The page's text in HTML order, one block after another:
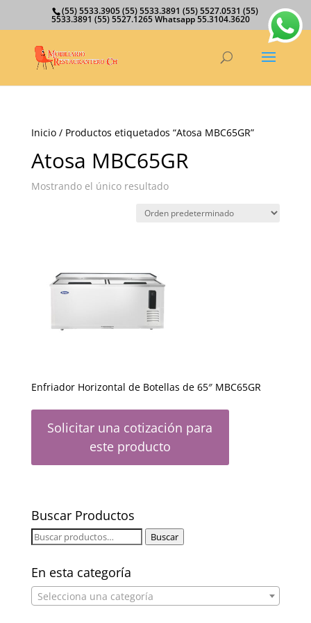
(55) 5533.3905 (55) 5533.3891 (55) 5527.0531 (55)
5533.3891 (55) 5527.1265 Whatsapp 55.3104.3620
Inicio/ Productos etiquetados “Atosa MBC65GR”
Atosa MBC65GR
Mostrando el único resultado
Enfriador Horizontal de Botellas de 65″ MBC65GR
Solicitar una cotización para
este producto
Buscar Productos
Buscar
Buscar
En esta categoría
Selecciona una categoría